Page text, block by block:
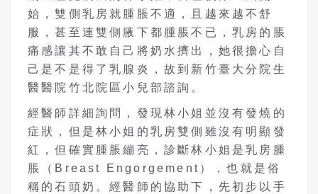
始，雙側乳房就腫脹不適，且越來越不舒
服，甚至連雙側腋下都腫脹不已，乳房的脹
痛感讓其不敢自己將奶水擠出，她很擔心自
己是不是得了乳腺炎，故到新竹臺大分院生
醫醫院竹北院區小兒部諮詢。
經醫師詳細詢問，發現林小姐並沒有發燒的
症狀，但是林小姐的乳房雙側雖沒有明顯發
紅，但確實腫脹繃亮，診斷林小姐是乳房腫
脹（Breast Engorgement），也就是俗
稱的石頭奶。經醫師的協助下，先初步以手